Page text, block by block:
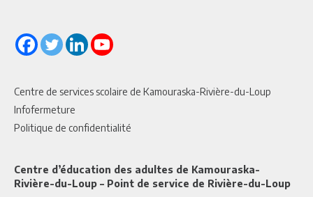
Centre de services scolaire de Kamouraska-Rivière-du-Loup
Infofermeture
Politique de confidentialité
Centre d’éducation des adultes de Kamouraska-
Rivière-du-Loup – Point de service de Rivière-du-Loup